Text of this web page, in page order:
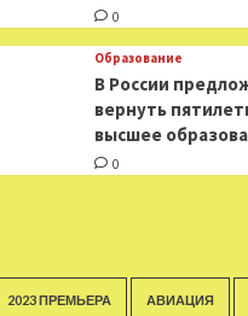
0
Образование
В России
вернуть
высшее
0
2023 ПРЕМЬЕРА АВИАЦИЯ